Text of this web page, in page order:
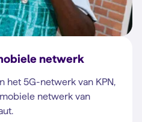
netwerk
het 5G-netwerk van KPN,
netwerk van